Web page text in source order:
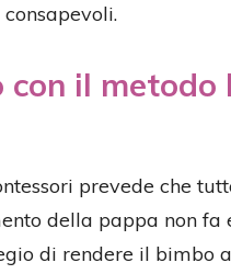
con il
prevede che
della pappa non fa
di rendere il bimbo